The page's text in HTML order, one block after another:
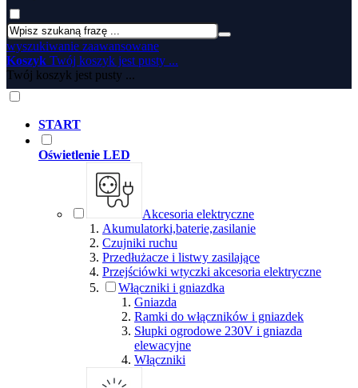
wyszukiwanie zaawansowane
Koszyk Twój koszyk jest pusty ...
Twój koszyk jest pusty ...
START
Oświetlenie LED
Akcesoria elektryczne
Akumulatorki,baterie,zasilanie
Czujniki ruchu
Przedłużacze i listwy zasilające
Przejściówki wtyczki akcesoria elektryczne
Włączniki i gniazdka
Gniazda
Ramki do włączników i gniazdek
Słupki ogrodowe 230V i gniazda
elewacyjne
Włączniki